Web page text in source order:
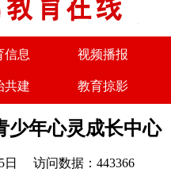
信息 视频播报
共建 教育掠影
务 商务合作
少年心灵成长中心
日 访问数据：443366